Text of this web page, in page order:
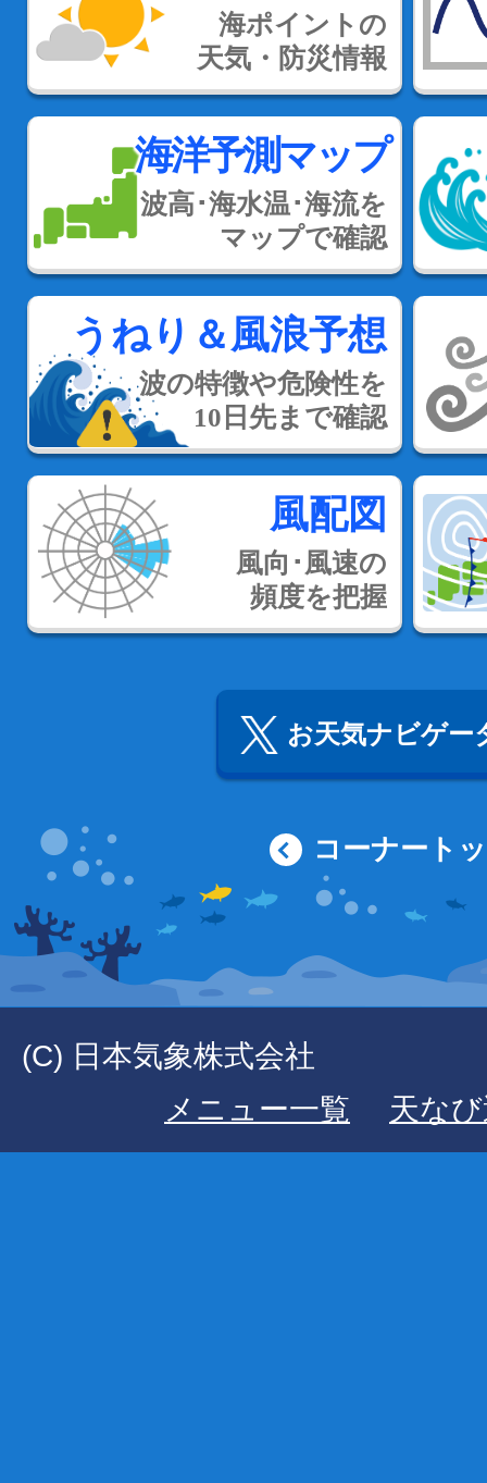
海ポイントの
天気・防災情報
海洋予測マップ
波高･海水温･海流を
マップで確認
うねり＆風浪予想
波の特徴や危険性を
10日先まで確認
風配図
風向･風速の
頻度を把握
お天気ナビゲー
コーナート
(C) 日本気象株式会社
メニュー一覧
天な